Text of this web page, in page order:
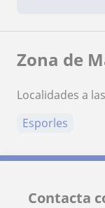
Zona de
Localidades a
Esporles
Contacta